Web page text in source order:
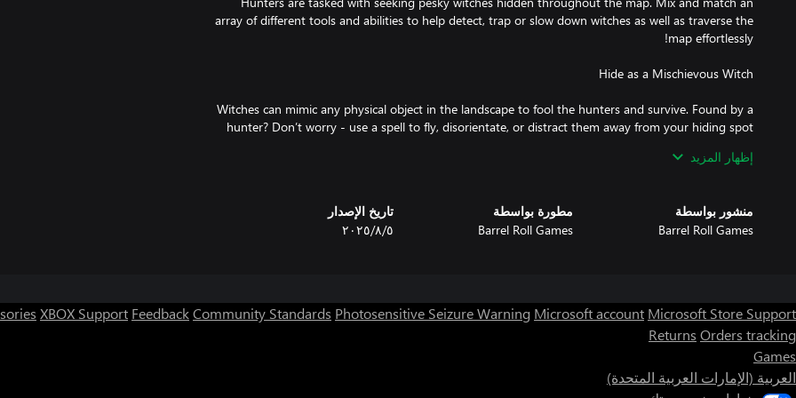
array of different tools and abilities to help detect, trap or slow down witches as well as traverse the
Witches can mimic any physical object in the landscape to fool the hunters and survive. Found by a
hunter? Don’t worry - use a spell to fly, disorientate, or distract them away from your hiding spot
At first glance, that book on the shelf may look innocent, but remember: witches can disguise
themselves as any physical object. Glorious rewards await the most curious of witches who can find
Personalize your characters with hundreds of stylish shirts and wacky brooms. Unlock magnificent
costumes from simply playing and leveling up, or try out our crafting system to forge a specific
إظهار المزيد
منشور بواسطة
Barrel Roll Games
مطورة بواسطة
Barrel Roll Games
تاريخ الإصدار
٥‏/٨‏/٢٠٢٥
XBOX Support FeedbackCommunity Standards Photosensitive Seizure Warning Microsoft account Microsoft Store Support
Returns Orders tracking
Games
العربية (الإمارات العربية المتحدة)